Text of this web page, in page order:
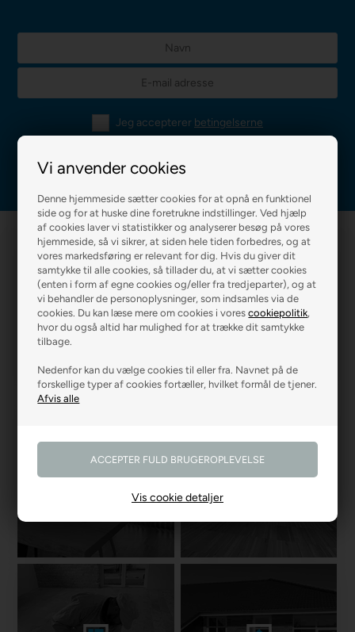
Vi anvender cookies
Denne hjemmeside sætter cookies for at opnå en funktionel
side og for at huske dine foretrukne indstillinger. Ved hjælp
af cookies laver vi statistikker og analyserer besøg på vores
hjemmeside, så vi sikrer, at siden hele tiden forbedres, og at
vores markedsføring er relevant for dig. Hvis du giver dit
samtykke til alle cookies, så tillader du, at vi sætter cookies
(enten i form af egne cookies og/eller fra tredjeparter), og at
vi behandler de personoplysninger, som indsamles via de
cookies. Du kan læse mere om cookies i vorescookiepolitik,
hvor du også altid har mulighed for at trække dit samtykke
tilbage.
Nedenfor kan du vælge cookies til eller fra. Navnet på de
forskellige typer af cookies fortæller, hvilket formål de tjener.
Vis cookie detaljer
Jeg accepterer betingelserne
R2 MALERFIRMA R2 FARVEHANDEL